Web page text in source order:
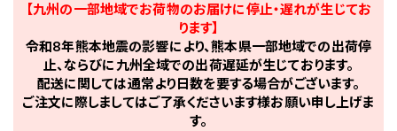
【九州の一部地域でお荷物のお届けに停止・遅れが生じてお
ります】
令和8年熊本地震の影響により、熊本県一部地域での出荷停
止、ならびに九州全域での出荷遅延が生じております。
配送に関しては通常より日数を要する場合がございます。
ご注文に際しましてはご了承くださいます様お願い申し上げま
す。